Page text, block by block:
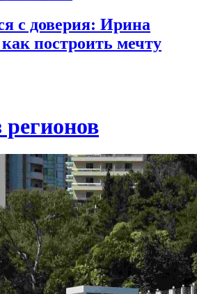
с доверия: Ирина
построить мечту